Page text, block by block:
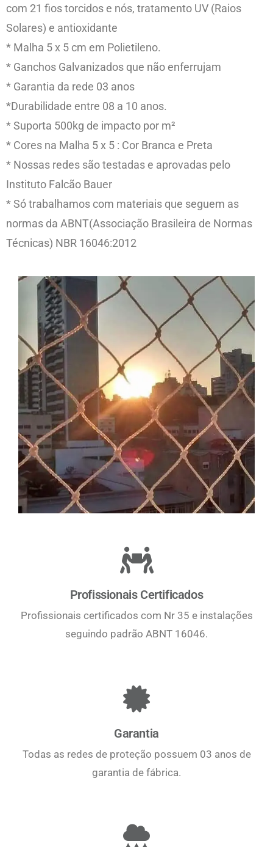
com 21 fios torcidos e nós, tratamento UV (Raios
Solares) e antioxidante
* Malha 5 x 5 cm em Polietileno.
* Ganchos Galvanizados que não enferrujam
* Garantia da rede 03 anos
*Durabilidade entre 08 a 10 anos.
* Suporta 500kg de impacto por m²
* Cores na Malha 5 x 5 : Cor Branca e Preta
* Nossas redes são testadas e aprovadas pelo
Instituto Falcão Bauer
* Só trabalhamos com materiais que seguem as
normas da ABNT(Associação Brasileira de Normas
Técnicas) NBR 16046:2012
Profissionais Certificados
Profissionais certificados com Nr 35 e instalações
seguindo padrão ABNT 16046.
Garantia
Todas as redes de proteção possuem 03 anos de
garantia de fábrica.